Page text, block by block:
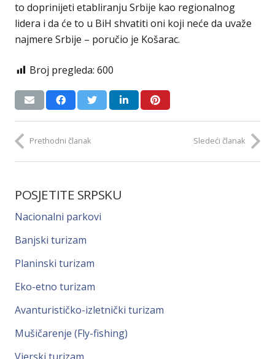
to doprinijeti etabliranju Srbije kao regionalnog
lidera i da će to u BiH shvatiti oni koji neće da uvaže
najmere Srbije – poručio je Košarac.
Broj pregleda: 600
Prethodni članak Sledeći članak
POSJETITE SRPSKU
Nacionalni parkovi
Banjski turizam
Planinski turizam
Eko-etno turizam
Avanturističko-izletnički turizam
Mušičarenje (Fly-fishing)